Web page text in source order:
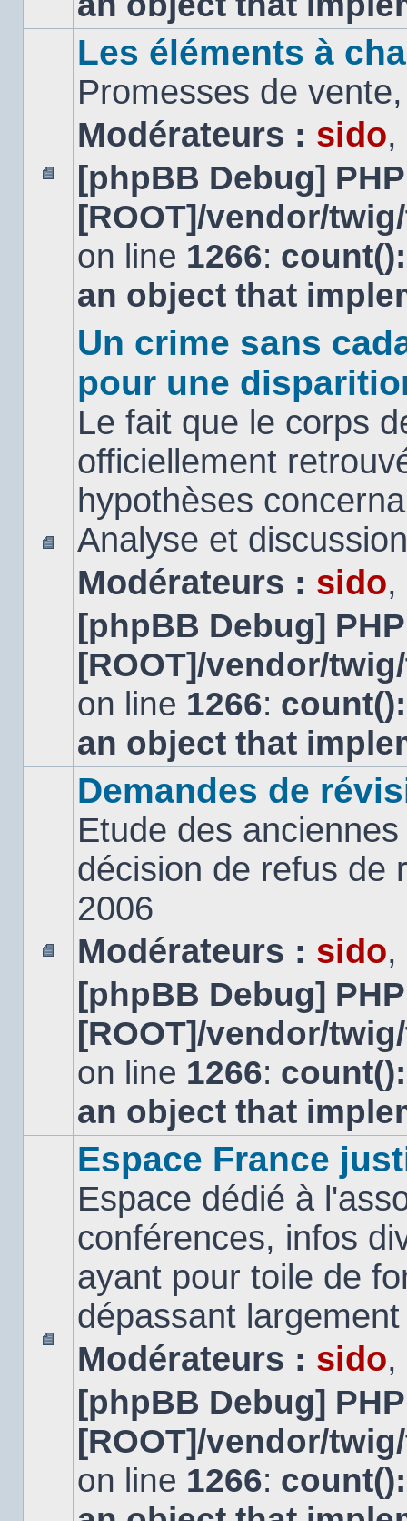
Aucun
message
non
Les éléments à
Promesses de
Modérateurs : sido,
[phpBB Debug]
[ROOT]/vendor/
on line 1266:
an object that
message
non
lu
Un crime sans
pour une
Le fait que le corps
officiellement
hypothèses
Analyse et
Modérateurs : sido,
[phpBB Debug]
[ROOT]/vendor/
on line 1266:
an object that
message
lu
Demandes de
Etude des
décision de refus de
2006
Modérateurs : sido,
[phpBB Debug]
[ROOT]/vendor/
on line 1266:
an object that
Aucun
message
non
Espace France
Espace dédié à
conférences, infos
ayant pour toile de
dépassant
Modérateurs : sido,
[phpBB Debug]
[ROOT]/vendor/
on line 1266: